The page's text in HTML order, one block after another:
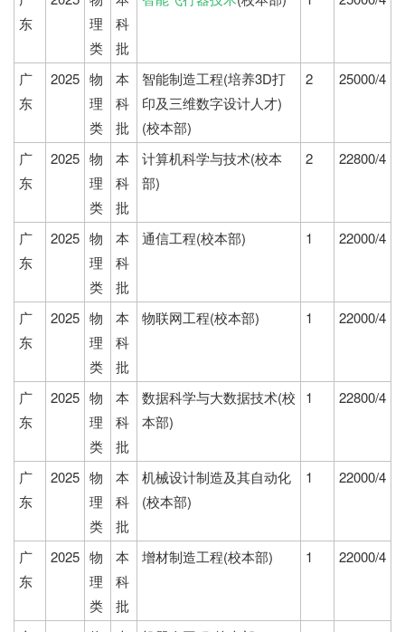
东
理
类
科
批
广
东
2025 物
理
类
本
科
批
智能制造工程(培养3D打
印及三维数字设计人才)
(校本部)
2 25000/4
广
东
2025 物
理
类
本
科
批
计算机科学与技术(校本
部)
2 22800/4
广
东
2025 物
理
类
本
科
批
通信工程(校本部) 1 22000/4
广
东
2025 物
理
类
本
科
批
物联网工程(校本部) 1 22000/4
广
东
2025 物
理
类
本
科
批
数据科学与大数据技术(校
本部)
1 22800/4
广
东
2025 物
理
类
本
科
批
机械设计制造及其自动化
(校本部)
1 22000/4
广
东
2025 物
理
类
本
科
批
增材制造工程(校本部) 1 22000/4